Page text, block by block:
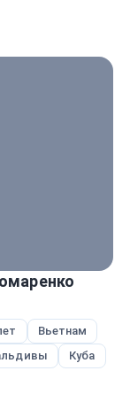
Вьетнам
Куба